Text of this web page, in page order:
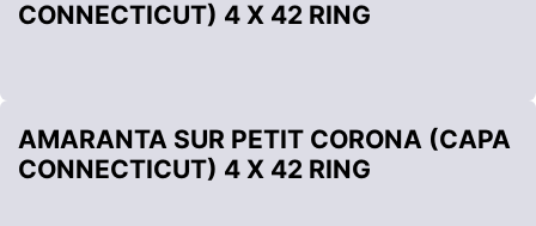
CONNECTICUT) 4 X 42 RING
AMARANTA SUR PETIT CORONA (CAPA
CONNECTICUT) 4 X 42 RING